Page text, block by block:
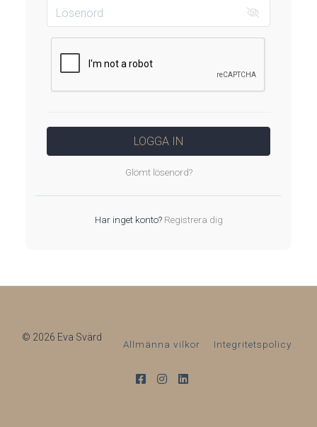
LOGGA IN
Glömt lösenord?
Har inget konto?Registrera dig
© 2026 Eva Svärd
Allmänna vilkor Integritetspolicy